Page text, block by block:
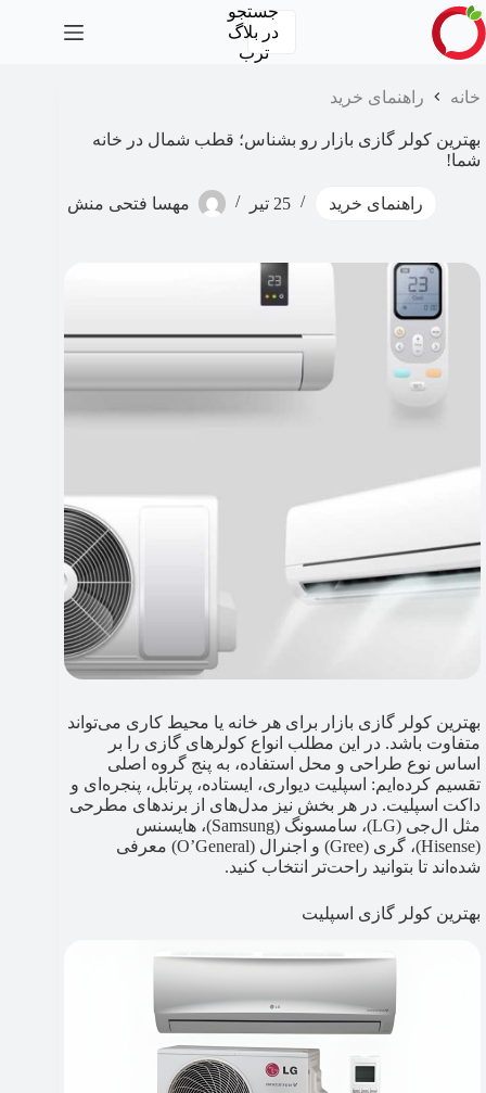
پرش
به
محتوا
جستجو
در بلاگ
ترب
خانه راهنمای خرید
بهترین کولر گازی بازار رو بشناس؛ قطب شمال در خانه
شما!
راهنمای خرید 25 تیر مهسا‍ فتحی منش
بهترین کولر گازی بازار برای هر خانه یا محیط کاری می‌تواند
متفاوت باشد. در این مطلب انواع کولرهای گازی را بر
اساس نوع طراحی و محل استفاده، به پنج گروه اصلی
تقسیم کرده‌ایم: اسپلیت دیواری، ایستاده، پرتابل، پنجره‌ای و
داکت اسپلیت. در هر بخش نیز مدل‌های از برندهای مطرحی
مثل ال‌جی (LG)، سامسونگ (Samsung)، هایسنس
(Hisense)، گری (Gree) و اجنرال (O’General) معرفی
شده‌اند تا بتوانید راحت‌تر انتخاب کنید.
بهترین کولر گازی اسپلیت